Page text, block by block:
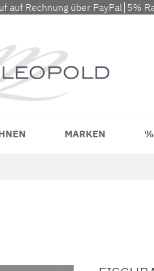
auf Rechnung über PayPal⎮5%
MARKEN